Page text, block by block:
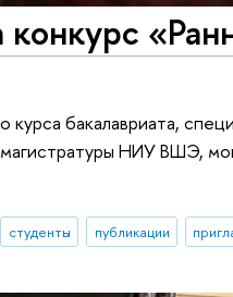
бакалавриата,
НИУ ВШЭ,
студенты публикации